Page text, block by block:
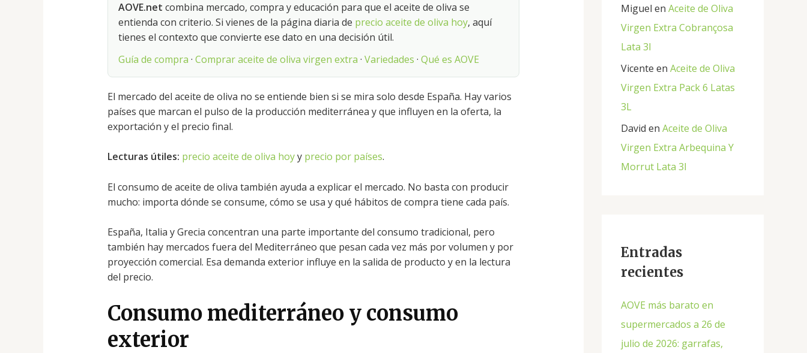
AOVE.net combina mercado, compra y educación para que el aceite de oliva se
entienda con criterio. Si vienes de la página diaria de precio aceite de oliva hoy, aquí
tienes el contexto que convierte ese dato en una decisión útil.
Guía de compra ·Comprar aceite de oliva virgen extra ·Variedades ·Qué es AOVE
El mercado del aceite de oliva no se entiende bien si se mira solo desde España. Hay varios
países que marcan el pulso de la producción mediterránea y que influyen en la oferta, la
exportación y el precio final.
Lecturas útiles: precio aceite de oliva hoyy precio por países.
El consumo de aceite de oliva también ayuda a explicar el mercado. No basta con producir
mucho: importa dónde se consume, cómo se usa y qué hábitos de compra tiene cada país.
España, Italia y Grecia concentran una parte importante del consumo tradicional, pero
también hay mercados fuera del Mediterráneo que pesan cada vez más por volumen y por
proyección comercial. Esa demanda exterior influye en la salida de producto y en la lectura
del precio.
Consumo mediterráneo y consumo
exterior
Miguel en Aceite de Oliva
Virgen Extra Cobrançosa
Lata 3l
Vicente en Aceite de Oliva
Virgen Extra Pack 6 Latas
3L
David en Aceite de Oliva
Virgen Extra Arbequina Y
Morrut Lata 3l
Entradas
recientes
AOVE más barato en
supermercados a 26 de
julio de 2026: garrafas,